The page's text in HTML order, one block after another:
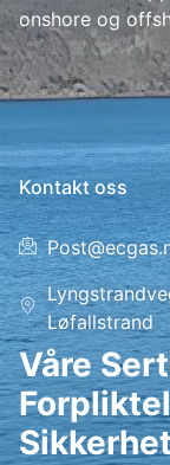
onshore og
Kontakt oss
Løfallstrand
Våre